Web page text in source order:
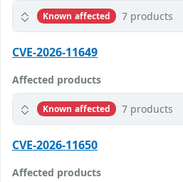
Known affected 7 products
CVE-2026-11649
Affected products
Known affected 7 products
CVE-2026-11650
Affected products